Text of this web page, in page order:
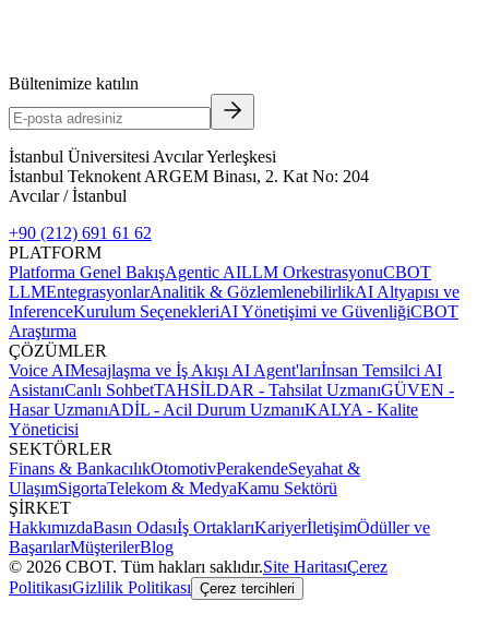
Bültenimize katılın
İstanbul Üniversitesi Avcılar Yerleşkesi
İstanbul Teknokent ARGEM Binası, 2. Kat No: 204
Avcılar / İstanbul
+90 (212) 691 61 62
PLATFORM
Platforma Genel BakışAgentic AILLM OrkestrasyonuCBOT
LLMEntegrasyonlarAnalitik & GözlemlenebilirlikAI Altyapısı ve
InferenceKurulum SeçenekleriAI Yönetişimi ve GüvenliğiCBOT
Araştırma
ÇÖZÜMLER
Voice AIMesajlaşma ve İş Akışı AI Agent'larıİnsan Temsilci AI
AsistanıCanlı SohbetTAHSİLDAR - Tahsilat UzmanıGÜVEN -
Hasar UzmanıADİL - Acil Durum UzmanıKALYA - Kalite
Yöneticisi
SEKTÖRLER
Finans & BankacılıkOtomotivPerakendeSeyahat &
UlaşımSigortaTelekom & MedyaKamu Sektörü
ŞİRKET
HakkımızdaBasın Odasıİş OrtaklarıKariyerİletişimÖdüller ve
BaşarılarMüşterilerBlog
© 2026 CBOT. Tüm hakları saklıdır.Site HaritasıÇerez
PolitikasıGizlilik Politikası Çerez tercihleri